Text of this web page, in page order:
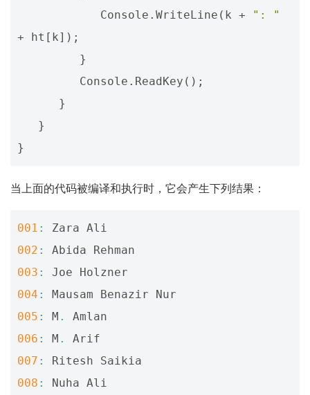
Console . WriteLine ( k +
": "
+
ht [ k]);
}
Console . ReadKey ();
}
}
}
当上面的代码被编译和执行时，它会产生下列结果：
001 : Zara Ali
002 : Abida
Rehman
003 : Joe
Holzner
004 : Mausam Benazir
Nur
005 : M .
Amlan
006 : M .
Arif
007 : Ritesh
Saikia
008 : Nuha Ali